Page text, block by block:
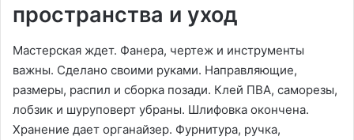
пространства и уход
Мастерская ждет. Фанера, чертеж и инструменты
важны. Сделано своими руками. Направляющие,
размеры, распил и сборка позади. Клей ПВА, саморезы,
лобзик и шуруповерт убраны. Шлифовка окончена.
Хранение дает органайзер. Фурнитура, ручка,